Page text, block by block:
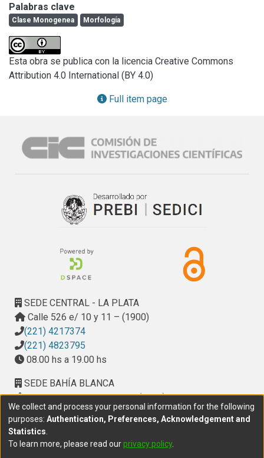
La mayoría son ectoparásitos de la piel (escamas o aletas),
cavidad branquial, branquias, línea lateral y narinas de
peces marinos y de aguas continentales. Muy pocas
especies han invadido la cloaca y vejiga de los anfibios y
reptiles, y una especie ha sido encontrada en el ojo de
hipopótamos. Existen unas pocas especies que parasitan
crustáceos y cefalópodos. También se han encontrado
Dictyocotyle que se encuentran en celoma de peces,
Philureter en uréteres y vejiga de peces, y Polystoma en la
Generalmente su tamaño varía entre 0,3 mm a 20 mm y a
diferencia de otros platelmintos poseen un órgano de
fijación posterior armado con ganchos y ventosas
adaptación a la fijación en su sitio específico en el
hospedador. El ciclo de vida de los monogeneos es directo
(con un solo hospedador). Se distinguen tres fases
de existencia libre y el adulto.
Palabras clave
Clase Monogenea Morfología
Esta obra se publica con la licencia Creative Commons
Attribution 4.0 International (BY 4.0)
Full item page
SEDE CENTRAL - LA PLATA
Calle 526 e/ 10 y 11 – (1900)
(221) 4217374
(221) 4823795
08.00 hs a 19.00 hs
SEDE BAHÍA BLANCA
Calle Ciudad de Cali 320 – (8000). Universidad
Provincial del Sudoeste (UPSO)
(291) 459 2550, interno 147
10.00 h a 14.00 h
We collect and process your personal information for the following
purposes: Authentication, Preferences, Acknowledgement and
Statistics
To learn more, please read ourprivacy policy.